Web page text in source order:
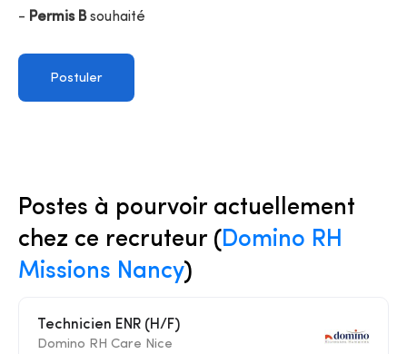
- Permis Bsouhaité
Postuler
Postes à pourvoir actuellement
chez ce recruteur (Domino RH
Missions Nancy)
Technicien ENR (H/F)
Domino RH Care Nice